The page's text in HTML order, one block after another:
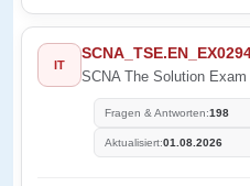
IT
SCNA The Solution Exam
Fragen & Antworten:198
Aktualisiert:01.08.2026